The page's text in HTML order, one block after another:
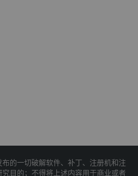
的一切破解软件、补丁、注册机和注
目的；不得将上述内容用于商业或者